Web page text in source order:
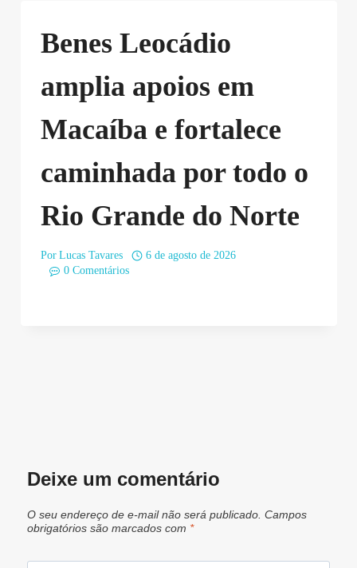
Benes Leocádio
amplia apoios em
Macaíba e fortalece
caminhada por todo o
Rio Grande do Norte
Por Lucas Tavares
6 de agosto de 2026
0 Comentários
Deixe um comentário
O seu endereço de e-mail não será publicado. Campos
obrigatórios são marcados com *